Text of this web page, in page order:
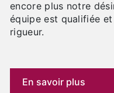
encore plus notre
équipe est qualifiée
rigueur.
En savoir plus